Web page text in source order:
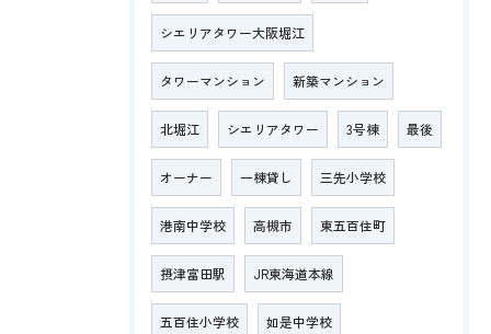
シエリアタワー大阪堀江
タワーマンション 新築マンション
北堀江 シエリアタワー 3号棟 最後
オーナー 一棟貸し 三先小学校
港南中学校 高槻市 東五百住町
摂津富田駅 JR東海道本線
五百住小学校 如是中学校